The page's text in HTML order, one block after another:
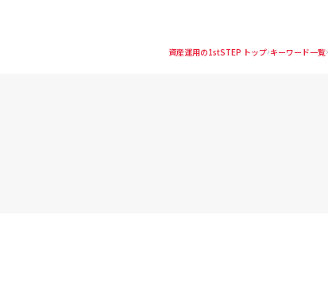
資産運用の1stSTEP トップ キーワード一覧